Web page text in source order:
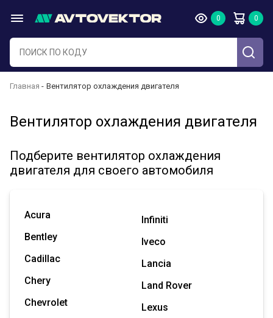
Главная Вентилятор охлаждения двигателя
Вентилятор охлаждения двигателя
Подберите вентилятор охлаждения
двигателя для своего автомобиля
Acura
Bentley
Cadillac
Chery
Chevrolet
Infiniti
Iveco
Lancia
Land Rover
Lexus